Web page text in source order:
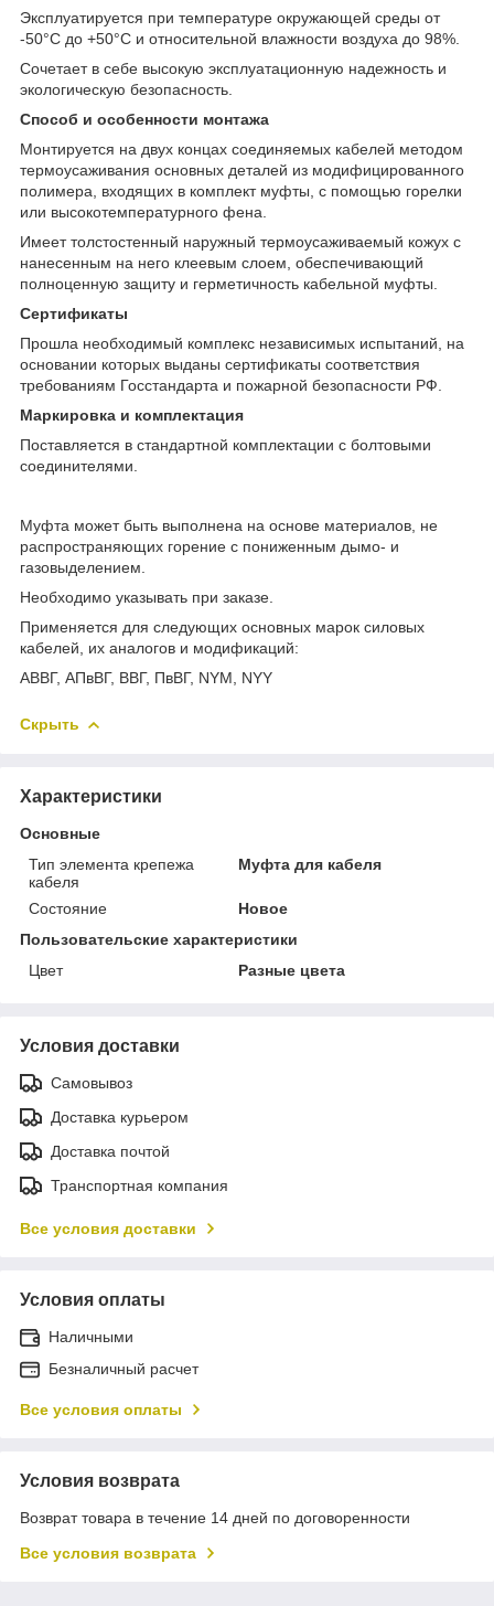
Эксплуатируется при температуре окружающей среды от
-50°С до +50°С и относительной влажности воздуха до 98%.
Сочетает в себе высокую эксплуатационную надежность и
экологическую безопасность.
Cпособ и особенности монтажа
Монтируется на двух концах соединяемых кабелей методом
термоусаживания основных деталей из модифицированного
полимера, входящих в комплект муфты, с помощью горелки
или высокотемпературного фена.
Имеет толстостенный наружный термоусаживаемый кожух с
нанесенным на него клеевым слоем, обеспечивающий
полноценную защиту и герметичность кабельной муфты.
Сертификаты
Прошла необходимый комплекс независимых испытаний, на
основании которых выданы сертификаты соответствия
требованиям Госстандарта и пожарной безопасности РФ.
Маркировка и комплектация
Поставляется в стандартной комплектации с болтовыми
соединителями.
Муфта может быть выполнена на основе материалов, не
распространяющих горение с пониженным дымо- и
газовыделением.
Необходимо указывать при заказе.
Применяется для следующих основных марок силовых
кабелей, их аналогов и модификаций:
АВВГ, АПвВГ, ВВГ, ПвВГ, NYM, NYY
Скрыть
Характеристики
Основные
Тип элемента крепежа
кабеля
Муфта для кабеля
Состояние
Новое
Пользовательские характеристики
Цвет
Разные цвета
Условия доставки
Самовывоз
Доставка курьером
Доставка почтой
Транспортная компания
Все условия доставки
Условия оплаты
Наличными
Безналичный расчет
Все условия оплаты
Условия возврата
Возврат товара в течение 14 дней по договоренности
Все условия возврата